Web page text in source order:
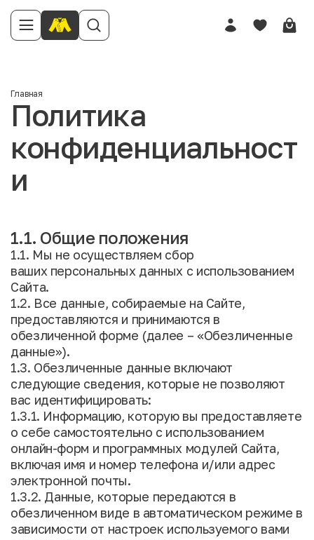
Главная
Политика
конфиденциальност
и
1.1. Общие положения
1.1. Мы не осуществляем сбор
ваших персональных данных с использованием
Сайта.
1.2. Все данные, собираемые на Сайте,
предоставляются и принимаются в
обезличенной форме (далее – «Обезличенные
данные»).
1.3. Обезличенные данные включают
следующие сведения, которые не позволяют
вас идентифицировать:
1.3.1. Информацию, которую вы предоставляете
о себе самостоятельно с использованием
онлайн-форм и программных модулей Сайта,
включая имя и номер телефона и/или адрес
электронной почты.
1.3.2. Данные, которые передаются в
обезличенном виде в автоматическом режиме в
зависимости от настроек используемого вами